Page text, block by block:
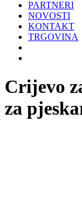
PARTNERI
NOVOSTI
KONTAKT
TRGOVINA
Crijevo
za